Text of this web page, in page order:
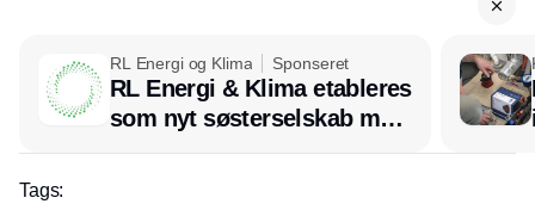
RL Energi og Klima Sponseret
RL Energi & Klima etableres
som nyt søsterselskab med
afsæt i RL Ventilation
Tags: